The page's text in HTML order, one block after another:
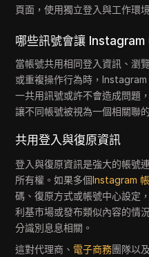
頁面，使用獨立登入與工作環
哪些訊號會讓 Instagram
當帳號共用相同登入資訊、瀏
或重複操作行為時，
一共用訊號或許不會造成問題
讓不同帳號被視為一個相關聯
共用登入與復原資訊
登入與復原資訊是強大的帳號
所有權。如果多個Instagram
碼、復原方式或帳號中心設定
利基市場或發布類似內容的情
分識別息息相關。
這對代理商、 電子商務團隊以